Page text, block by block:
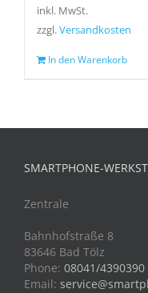
inkl. MwSt.
zzgl.Versandkosten
In den Warenkorb
SMARTPHONE-
Zentrale
Bahnhofstraße 8
83646 Bad Tölz
Phone: 08041/4390390
Email: